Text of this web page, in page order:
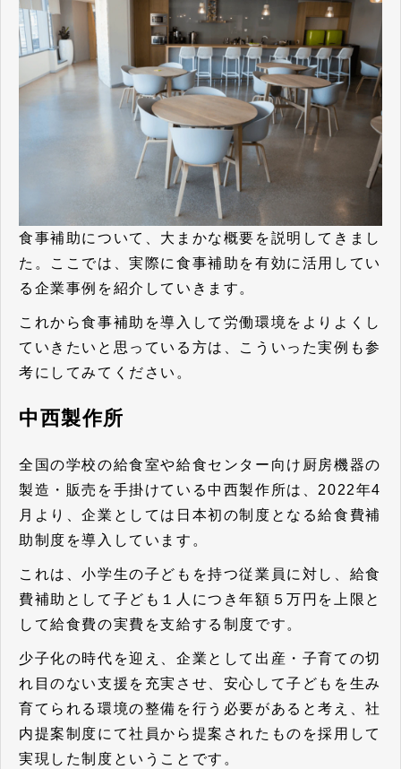
食事補助について、大まかな概要を説明してきまし
た。ここでは、実際に食事補助を有効に活用してい
る企業事例を紹介していきます。
これから食事補助を導入して労働環境をよりよくし
ていきたいと思っている方は、こういった実例も参
考にしてみてください。
中西製作所
全国の学校の給食室や給食センター向け厨房機器の
製造・販売を手掛けている中西製作所は、2022年4
月より、企業としては日本初の制度となる給食費補
助制度を導入しています。
これは、小学生の子どもを持つ従業員に対し、給食
費補助として子ども１人につき年額５万円を上限と
して給食費の実費を支給する制度です。
少子化の時代を迎え、企業として出産・子育ての切
れ目のない支援を充実させ、安心して子どもを生み
育てられる環境の整備を行う必要があると考え、社
内提案制度にて社員から提案されたものを採用して
実現した制度ということです。